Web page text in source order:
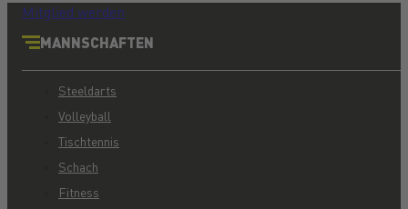
MANNSCHAFTEN
Steeldarts
Volleyball
Tischtennis
Schach
Fitness
Mitglied werden